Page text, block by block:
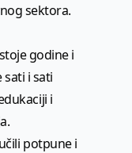
sektora.
godine i
i sati
i
potpune i